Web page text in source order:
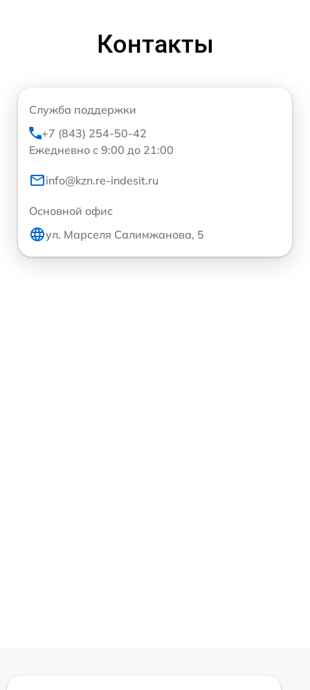
Контакты
Служба поддержки
+7 (843) 254-50-42
Ежедневно с 9:00 до 21:00
info@kzn.re-indesit.ru
Основной офис
ул. Марселя Салимжанова, 5